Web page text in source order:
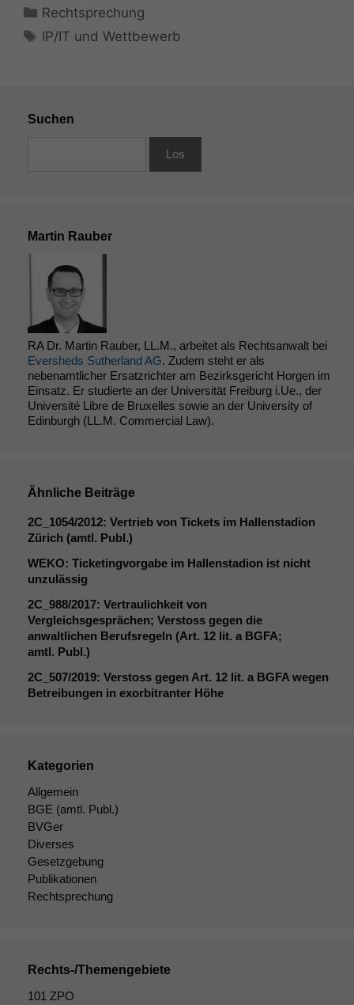
Kategorien
Rechtsprechung
Schlagwörter
IP/IT und Wettbewerb
Suchen
Martin Rauber
RA Dr. Martin Rauber, LL.M., arbeitet als Rechtsanwalt bei
Eversheds Sutherland AG. Zudem steht er als
nebenamtlicher Ersatzrichter am Bezirksgericht Horgen im
Einsatz. Er studierte an der Universität Freiburg i.Ue., der
Université Libre de Bruxelles sowie an der University of
Edinburgh (LL.M. Commercial Law).
Ähnliche Beiträge
2C_1054/2012: Vertrieb von Tickets im Hallenstadion
Zürich (amtl. Publ.)
WEKO: Ticketingvorgabe im Hallenstadion ist nicht
unzulässig
2C_988/2017: Vertraulichkeit von
Vergleichsgesprächen; Verstoss gegen die
anwaltlichen Berufsregeln (Art. 12 lit. a BGFA;
amtl. Publ.)
2C_507/2019: Verstoss gegen Art. 12 lit. a BGFA wegen
Betreibungen in exorbitranter Höhe
Kategorien
Allgemein
BGE (amtl. Publ.)
BVGer
Diverses
Gesetzgebung
Publikationen
Rechtsprechung
Rechts-/Themengebiete
101 ZPO